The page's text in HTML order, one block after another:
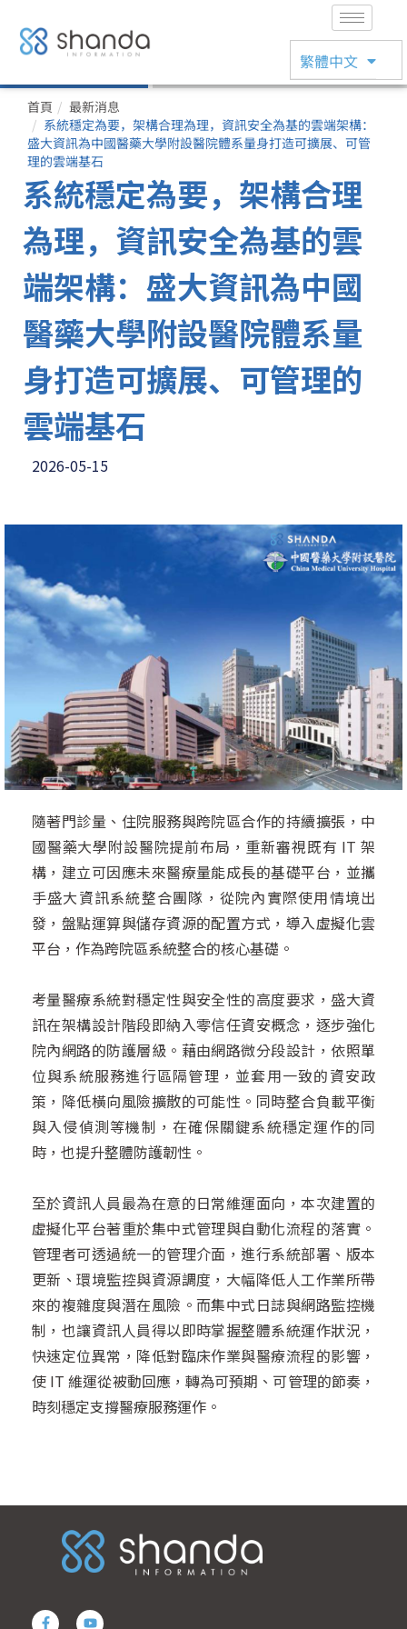
繁體中文
English
日本語
首頁
最新消息
系統穩定為要，架構合理為理，資訊安全為基的雲端架構：
盛大資訊為中國醫藥大學附設醫院體系量身打造可擴展、可管
理的雲端基石
系統穩定為要，架構合理
為理，資訊安全為基的雲
端架構：盛大資訊為中國
醫藥大學附設醫院體系量
身打造可擴展、可管理的
雲端基石
2026-05-15
隨著門診量、住院服務與跨院區合作的持續擴張，中
國醫藥大學附設醫院提前布局，重新審視既有 IT 架
構，建立可因應未來醫療量能成長的基礎平台，並攜
手盛大資訊系統整合團隊，從院內實際使用情境出
發，盤點運算與儲存資源的配置方式，導入虛擬化雲
平台，作為跨院區系統整合的核心基礎。
考量醫療系統對穩定性與安全性的高度要求，盛大資
訊在架構設計階段即納入零信任資安概念，逐步強化
院內網路的防護層級。藉由網路微分段設計，依照單
位與系統服務進行區隔管理，並套用一致的資安政
策，降低橫向風險擴散的可能性。同時整合負載平衡
與入侵偵測等機制，在確保關鍵系統穩定運作的同
時，也提升整體防護韌性。
至於資訊人員最為在意的日常維運面向，本次建置的
虛擬化平台著重於集中式管理與自動化流程的落實。
管理者可透過統一的管理介面，進行系統部署、版本
更新、環境監控與資源調度，大幅降低人工作業所帶
來的複雜度與潛在風險。而集中式日誌與網路監控機
制，也讓資訊人員得以即時掌握整體系統運作狀況，
快速定位異常，降低對臨床作業與醫療流程的影響，
使 IT 維運從被動回應，轉為可預期、可管理的節奏，
時刻穩定支撐醫療服務運作。